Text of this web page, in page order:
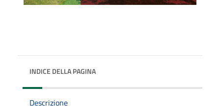
INDICE DELLA PAGINA
Descrizione